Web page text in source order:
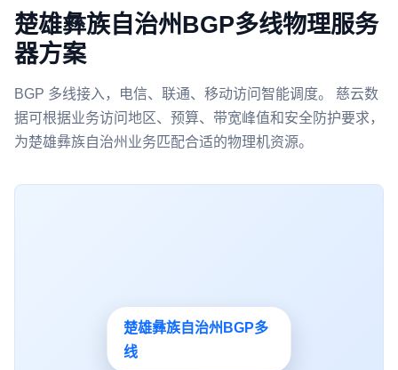
楚雄彝族自治州BGP多线物理服务
器方案
BGP 多线接入，电信、联通、移动访问智能调度。 慈云数
据可根据业务访问地区、预算、带宽峰值和安全防护要求，
为楚雄彝族自治州业务匹配合适的物理机资源。